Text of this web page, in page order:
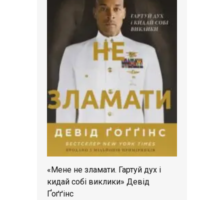
«Мене не зламати. Гартуй дух і
кидай собі виклики» Девід
Ґоґґінс